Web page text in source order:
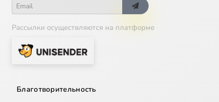
Рассылки осуществляются на платформе
Благотворительность